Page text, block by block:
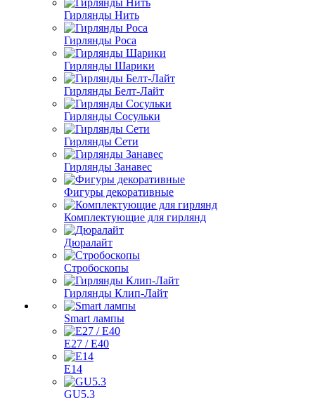
Гирлянды Нить
Гирлянды Роса
Гирлянды Шарики
Гирлянды Белт-Лайт
Гирлянды Сосульки
Гирлянды Сети
Гирлянды Занавес
Фигуры декоративные
Комплектующие для гирлянд
Дюралайт
Стробоскопы
Гирлянды Клип-Лайт
Smart лампы
E27 / E40
E14
GU5.3